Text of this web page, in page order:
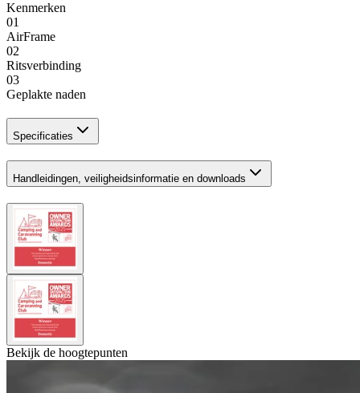
Kenmerken
01
AirFrame
02
Ritsverbinding
03
Geplakte naden
Specificaties
Handleidingen, veiligheidsinformatie en downloads
Bekijk de hoogtepunten